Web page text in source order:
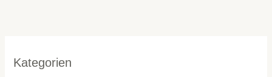
Kategorien